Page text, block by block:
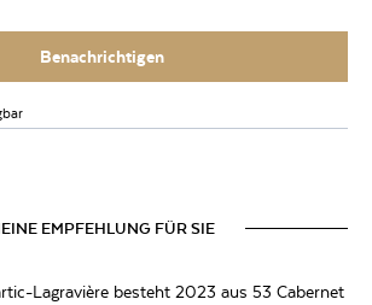
Benachrichtigen
EMPFEHLUNG FÜR SIE
Lagravière besteht 2023 aus 53 Cabernet